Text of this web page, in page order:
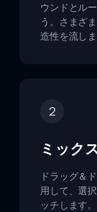
ウンドとル
う。さまざ
造性を流しま
2
ミック
ドラッグ＆
用して、選
ッチします